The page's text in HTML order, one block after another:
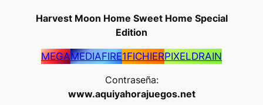
Harvest Moon Home Sweet Home Special
Edition
MEGAMEDIAFIRE1FICHIERPIXELDRAIN
Contraseña:
www.aquiyahorajuegos.net